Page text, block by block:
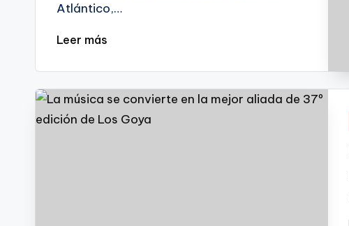
Atlántico,…
Leer más